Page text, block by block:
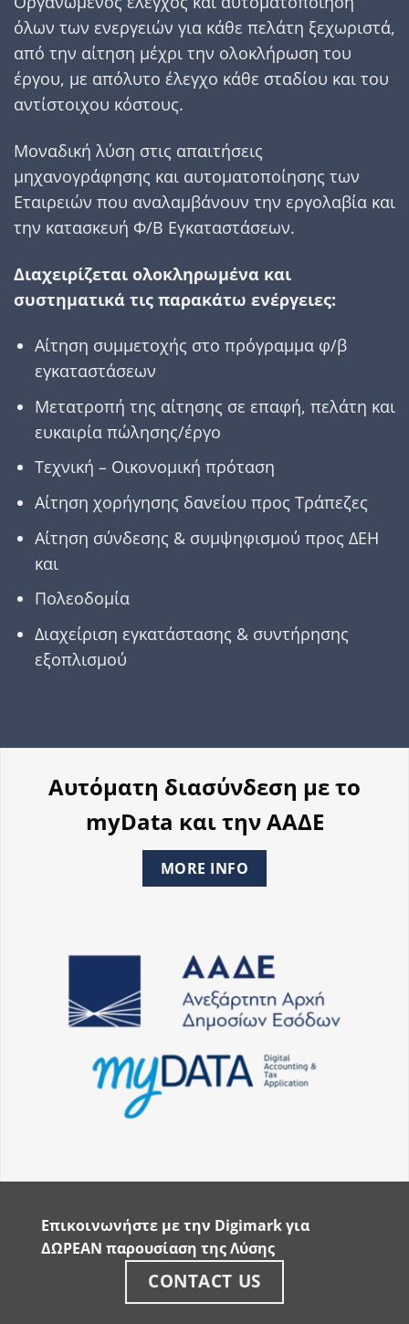
όλων των ενεργειών για κάθε πελάτη ξεχωριστά,
από την αίτηση µέχρι την ολοκλήρωση του
έργου, µε απόλυτο έλεγχο κάθε σταδίου και του
αντίστοιχου κόστους.
Μοναδική λύση στις απαιτήσεις
µηχανογράφησης και αυτοµατοποίησης των
Εταιρειών που αναλαµβάνουν την εργολαβία και
την κατασκευή Φ/Β Εγκαταστάσεων.
Διαχειρίζεται ολοκληρωµένα και
συστηµατικά τις παρακάτω ενέργειες:
Αίτηση συµµετοχής στο πρόγραµµα φ/β
εγκαταστάσεων
Μετατροπή της αίτησης σε επαφή, πελάτη και
ευκαιρία πώλησης/έργο
Τεχνική – Οικονοµική πρόταση
Αίτηση χορήγησης δανείου προς Τράπεζες
Αίτηση σύνδεσης & συµψηφισµού προς ΔΕΗ
και
Πολεοδοµία
Διαχείριση εγκατάστασης & συντήρησης
εξοπλισµού
Αυτόματη διασύνδεση με το
myData και την ΑΑΔΕ
MORE INFO
Επικοινωνήστε με την Digimark για
ΔΩΡΕΑΝ παρουσίαση της Λύσης
CONTACT US